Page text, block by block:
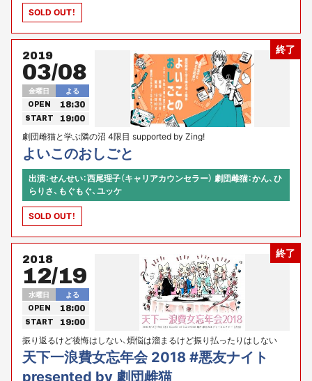
SOLD OUT！
終了
2019
03/08
金曜日 よる
OPEN 18:30
START 19:00
劇団雌猫と学ぶ隣の沼 4限目 supported by Zing!
よいこのおしごと
出演：せんせい：西尾理子（キャリアカウンセラー） 劇団雌猫：かん、ひ
らりさ、もぐもぐ、ユッケ
SOLD OUT！
終了
2018
12/19
水曜日 よる
OPEN 18:00
START 19:00
振り返るけど後悔はしない、煩悩は溜まるけど振り払ったりはしない
天下一浪費女忘年会 2018 #悪友ナイト
presented by 劇団雌猫